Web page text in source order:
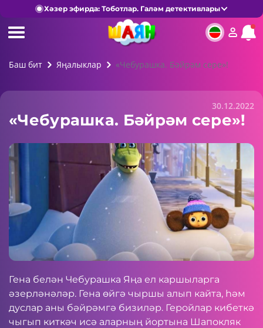
Хәзер эфирда: Тоботлар. Галәм детективлары
Баш бит Яңалыклар «Чебурашка. Бәйрәм сере»!
30.12.2022
«Чебурашка. Бәйрәм сере»!
Гена белән Чебурашка Яңа ел каршыларга
әзерләнәләр. Гена өйгә чыршы алып кайта, һәм
дуслар аны бәйрәмгә бизиләр. Геройлар кибеткә
чыгып киткәч исә аларның йортына Шапокляк